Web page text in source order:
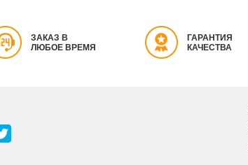
ЗАКАЗ В
ЛЮБОЕ ВРЕМЯ
ГАРАНТИЯ
КАЧЕСТВА